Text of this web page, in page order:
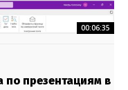
00:06:35
по презентациям в